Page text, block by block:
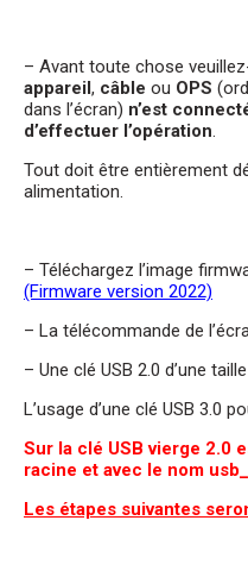
– Avant toute chose
appareil, câble ou OPS
dans l’écran) n’est
d’effectuer l’opération
Tout doit être entièrement
alimentation.
– Téléchargez l’image
(Firmware version 2022)
– La télécommande de
– Une clé USB 2.0 d’une
L’usage d’une clé USB 3.0
Sur la clé USB vierge 2.0
racine et avec le nom
Les étapes suivantes